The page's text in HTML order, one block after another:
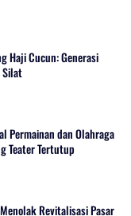
Haji Cucun: Generasi
Silat
Permainan dan Olahraga
Teater Tertutup
Revitalisasi Pasar